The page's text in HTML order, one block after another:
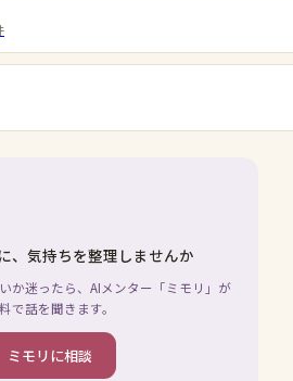
、気持ちを整理しませんか
か迷ったら、AIメンター「ミモリ」が
で話を聞きます。
ミモリに相談